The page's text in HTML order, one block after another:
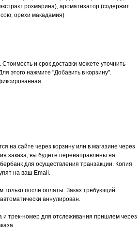
розмарина), ароматизатор (содержит
орехи макадамия)
и срок доставки можете уточнить
этого нажмите "Добавить в корзину".
на сайте через корзину или в магазине через
заказа, вы будете перенаправлены на
для осуществления транзакции. Копия
на ваш Email.
только после оплаты. Заказ требующий
аннулирован.
и трек-номер для отслеживания пришлем через